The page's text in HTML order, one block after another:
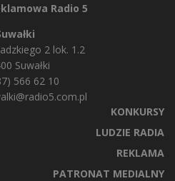
Radio 5
2 lok. 1.2
Suwałki
566 62 10
KONKURSY
LUDZIE RADIA
REKLAMA
PATRONAT MEDIALNY